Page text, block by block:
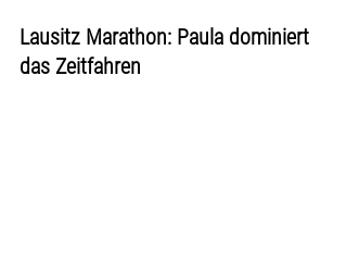
Lausitz Marathon: Paula dominiert
das Zeitfahren